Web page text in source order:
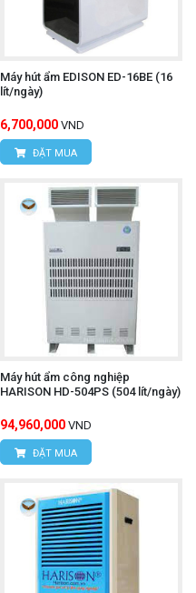
Máy hút ẩm EDISON ED-16BE (16
lít/ngày)
6,700,000 VND
ĐẶT MUA
Máy hút ẩm công nghiệp
HARISON HD-504PS (504 lít/ngày)
94,960,000 VND
ĐẶT MUA